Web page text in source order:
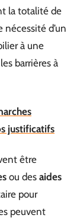
la totalité de
nécessité d’un
à une
barrières à
justificatifs
être
ou des aides
pour
peuvent